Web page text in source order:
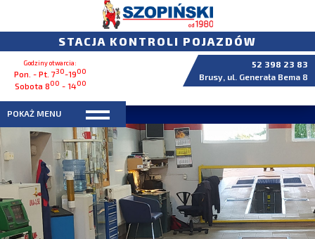
Godziny otwarcia:
Pon. - Pt. 730-1900
Sobota 800 - 1400
STACJA KONTROLI POJAZDÓW
52 398 23 83
Brusy, ul. Generała Bema 8
POKAŻ MENU